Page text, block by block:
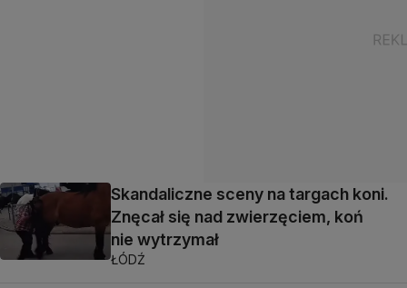
Skandaliczne sceny na targach koni.
Znęcał się nad zwierzęciem, koń
nie wytrzymał
ŁÓDŹ